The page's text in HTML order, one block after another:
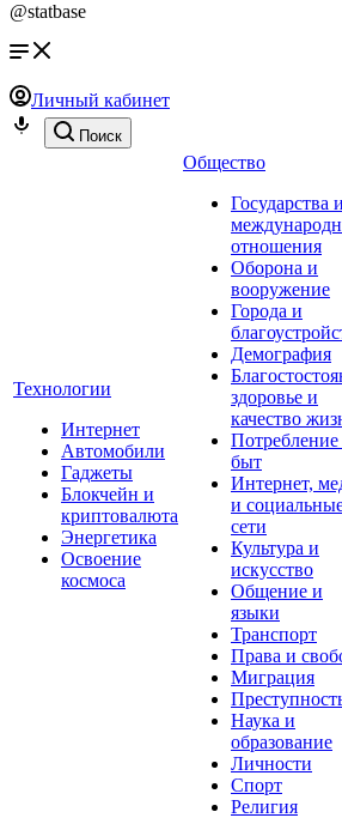
@statbase
Личный кабинет
Поиск
Технологии
Интернет
Автомобили
Гаджеты
Блокчейн и
криптовалюта
Энергетика
Освоение
космоса
Общество
Государства и
отношения
Оборона и
вооружение
Города и
Демография
здоровье и
качество
Потребление
быт
Интернет,
и
сети
Культура и
искусство
Общение и
языки
Транспорт
Права и
Миграция
Наука и
образование
Личности
Спорт
Религия